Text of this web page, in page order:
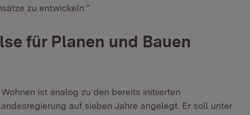
zu entwickeln.“
für Planen und Bauen
ist analog zu den bereits initiierten
auf sieben Jahre angelegt. Er soll unter